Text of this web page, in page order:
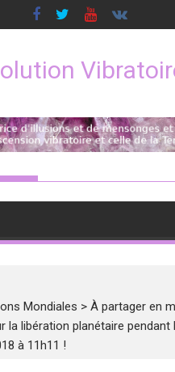
Mondiales >À partager en
la libération planétaire pendant
à 11h11 !